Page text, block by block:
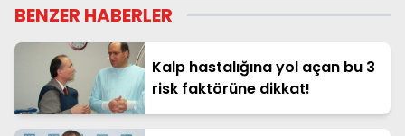
BENZER HABERLER
Kalp hastalığına yol açan bu 3
risk faktörüne dikkat!